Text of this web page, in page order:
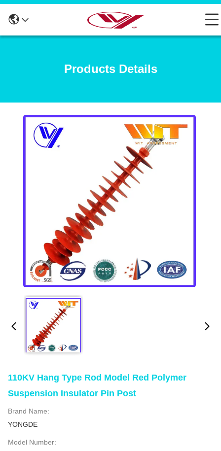
Products Details
110KV Hang Type Rod Model Red Polymer
Suspension Insulator Pin Post
Brand Name:
YONGDE
Model Number: